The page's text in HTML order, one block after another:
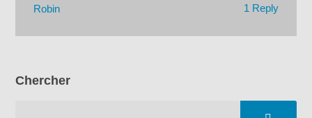
1 Reply
Robin
Chercher